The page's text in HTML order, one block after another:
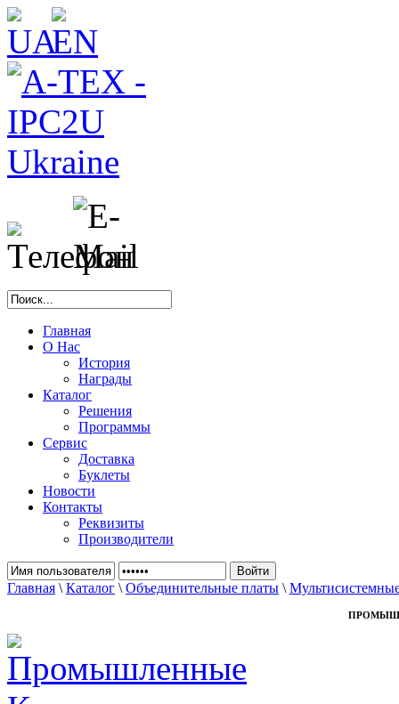
Главная
О Нас
История
Награды
Каталог
Решения
Программы
Сервис
Доставка
Буклеты
Новости
Контакты
Реквизиты
Производители
Главная \ Каталог \ Объединительные платы \